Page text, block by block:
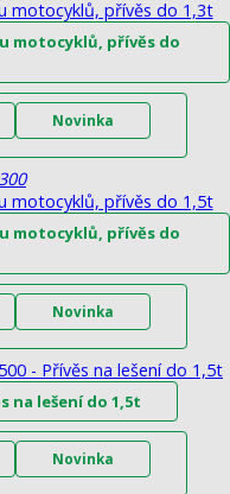
motocyklů, přívěs do
Novinka
motocyklů, přívěs do
Novinka
na lešení do 1,5t
Novinka